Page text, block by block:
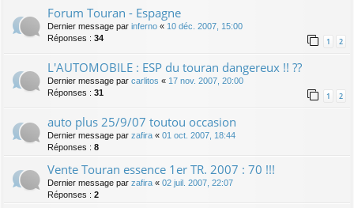
Forum Touran - Espagne
Dernier message par inferno « 10 déc. 2007, 15:00
Réponses : 34 1 2
L'AUTOMOBILE : ESP du touran dangereux !! ??
Dernier message par carlitos « 17 nov. 2007, 20:00
Réponses : 31 1 2
auto plus 25/9/07 toutou occasion
Dernier message par zafira « 01 oct. 2007, 18:44
Réponses : 8
Vente Touran essence 1er TR. 2007 : 70 !!!
Dernier message par zafira « 02 juil. 2007, 22:07
Réponses : 2